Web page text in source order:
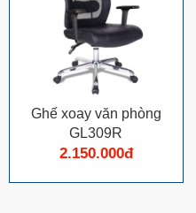
Ghế xoay văn phòng
GL309R
2.150.000đ